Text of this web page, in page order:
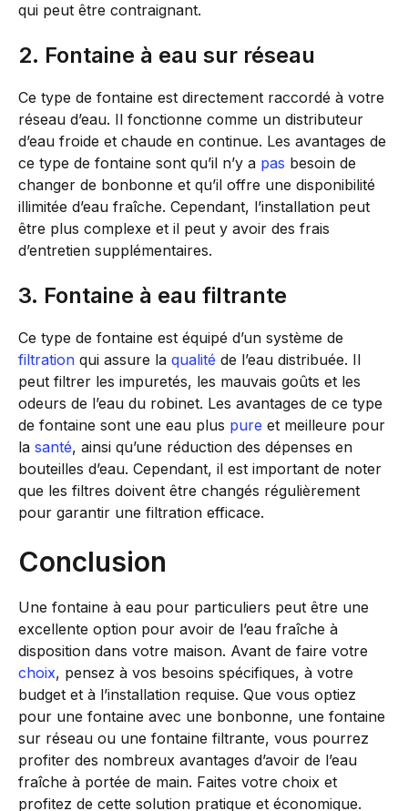
qui peut être contraignant.
2. Fontaine à eau sur réseau
Ce type de fontaine est directement raccordé à votre
réseau d’eau. Il fonctionne comme un distributeur
d’eau froide et chaude en continue. Les avantages de
ce type de fontaine sont qu’il n’y a pas besoin de
changer de bonbonne et qu’il offre une disponibilité
illimitée d’eau fraîche. Cependant, l’installation peut
être plus complexe et il peut y avoir des frais
d’entretien supplémentaires.
3. Fontaine à eau filtrante
Ce type de fontaine est équipé d’un système de
filtration qui assure la qualité de l’eau distribuée. Il
peut filtrer les impuretés, les mauvais goûts et les
odeurs de l’eau du robinet. Les avantages de ce type
de fontaine sont une eau plus pure et meilleure pour
la santé, ainsi qu’une réduction des dépenses en
bouteilles d’eau. Cependant, il est important de noter
que les filtres doivent être changés régulièrement
pour garantir une filtration efficace.
Conclusion
Une fontaine à eau pour particuliers peut être une
excellente option pour avoir de l’eau fraîche à
disposition dans votre maison. Avant de faire votre
choix, pensez à vos besoins spécifiques, à votre
budget et à l’installation requise. Que vous optiez
pour une fontaine avec une bonbonne, une fontaine
sur réseau ou une fontaine filtrante, vous pourrez
profiter des nombreux avantages d’avoir de l’eau
fraîche à portée de main. Faites votre choix et
profitez de cette solution pratique et économique.